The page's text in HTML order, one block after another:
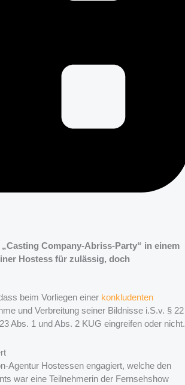
Company-Abriss-Party“ in einem
Hostess für zulässig, doch
beim Vorliegen einer konkludenten
und Verbreitung seiner Bildnisse i.S.v. § 22
Abs. 1 und Abs. 2 KUG eingreifen oder nicht.
Agentur Hostessen engagiert, welche den
war eine Teilnehmerin der Fernsehshow